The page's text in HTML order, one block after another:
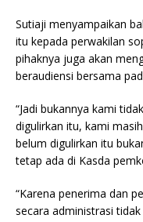
Sutiaji menyampaikan
itu kepada perwakilan
pihaknya juga akan
beraudiensi bersama
“Jadi bukannya kami
digulirkan itu, kami
belum digulirkan itu
tetap ada di Kasda
“Karena penerima dan
secara administrasi tidak